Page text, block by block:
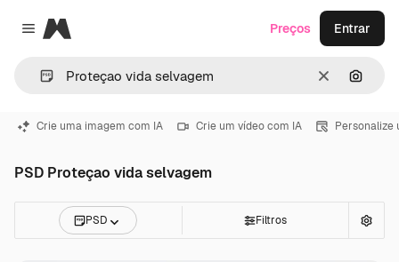
Close menu
Magnific
Limpar
Preços Entrar
Crie uma imagem com IA Crie um vídeo com IA Personalize
PSD Proteçao vida selvagem
PSD Filtros